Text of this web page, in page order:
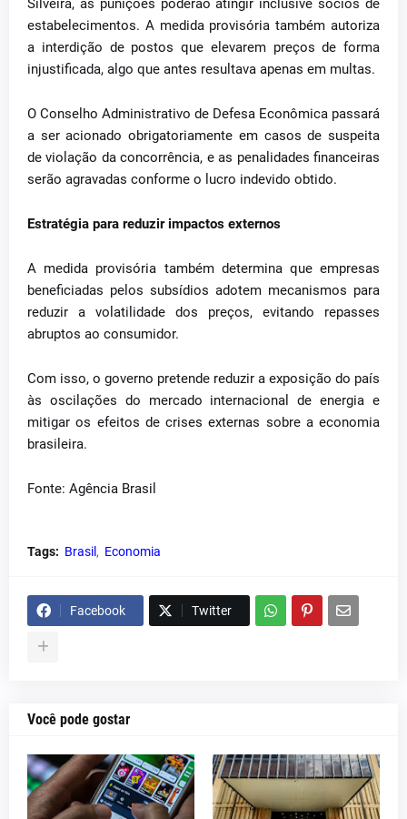
Silveira, as punições poderão atingir inclusive sócios de
estabelecimentos. A medida provisória também autoriza
a interdição de postos que elevarem preços de forma
injustificada, algo que antes resultava apenas em multas.
O Conselho Administrativo de Defesa Econômica passará
a ser acionado obrigatoriamente em casos de suspeita
de violação da concorrência, e as penalidades financeiras
serão agravadas conforme o lucro indevido obtido.
Estratégia para reduzir impactos externos
A medida provisória também determina que empresas
beneficiadas pelos subsídios adotem mecanismos para
reduzir a volatilidade dos preços, evitando repasses
abruptos ao consumidor.
Com isso, o governo pretende reduzir a exposição do país
às oscilações do mercado internacional de energia e
mitigar os efeitos de crises externas sobre a economia
brasileira.
Fonte: Agência Brasil
Tags: Brasil Economia
Facebook Twitter
Você pode gostar